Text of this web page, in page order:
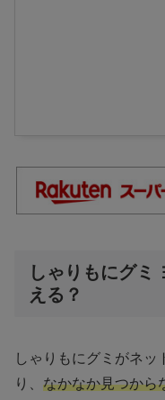
しゃりもにグミ
える？
しゃりもにグミがネッ
り、 なかなか見つから